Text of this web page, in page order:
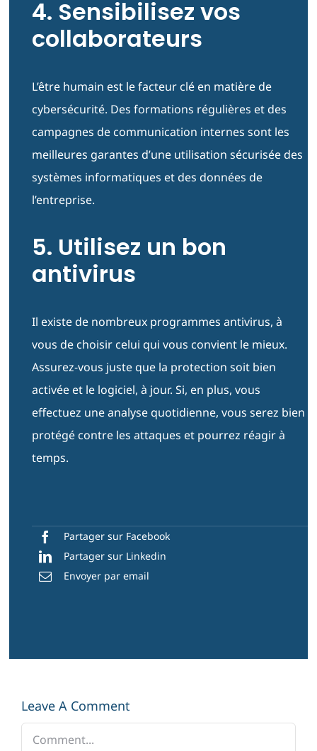
4. Sensibilisez vos
collaborateurs
L’être humain est le facteur clé en matière de
cybersécurité. Des formations régulières et des
campagnes de communication internes sont les
meilleures garantes d’une utilisation sécurisée des
systèmes informatiques et des données de
l’entreprise.
5. Utilisez un bon
antivirus
Il existe de nombreux programmes antivirus, à
vous de choisir celui qui vous convient le mieux.
Assurez-vous juste que la protection soit bien
activée et le logiciel, à jour. Si, en plus, vous
effectuez une analyse quotidienne, vous serez bien
protégé contre les attaques et pourrez réagir à
temps.
Partager sur Facebook
Partager sur Linkedin
Envoyer par email
Leave A Comment
Comment